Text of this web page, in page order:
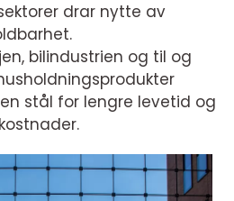
drar nytte av
bilindustrien og til og
stål for lengre levetid og